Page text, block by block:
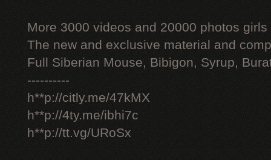
More 3000 videos and 20000 photos
The new and exclusive material and
Full Siberian Mouse, Bibigon, Syrup,
----------
h**p://citly.me/47kMX
h**p://4ty.me/ibhi7c
h**p://tt.vg/URoSx